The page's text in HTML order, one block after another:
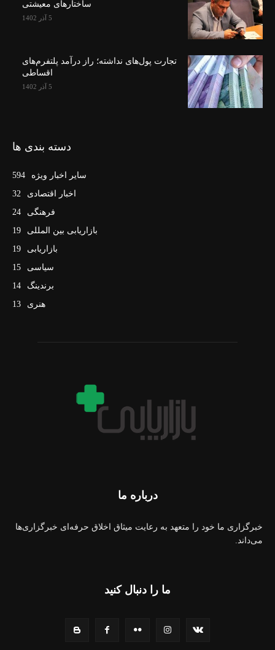
ساختارهای معیشتی
5 آذر 1402
تجارت پول‌های نداشته؛ راز درآمد پلتفرم‌های
اقساطی
5 آذر 1402
دسته بندی ها
سایر اخبار ویژه
594
اخبار اقتصادی
32
فرهنگی
24
بازاریابی بین المللی
19
بازاریابی
19
سیاسی
15
برندینگ
14
هنری
13
درباره ما
خبرگزاری ما خود را متعهد به رعایت میثاق اخلاق حرفه‌ای خبرگزاری‌ها
می‌داند.
ما را دنبال کنید